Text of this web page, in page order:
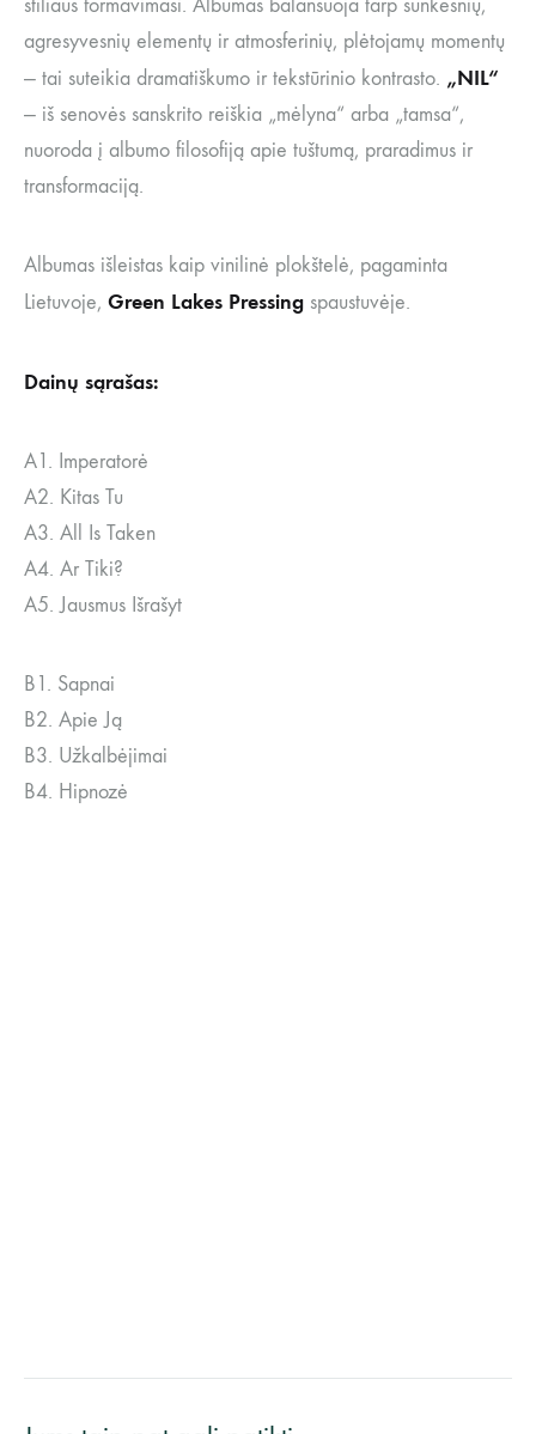
stiliaus formavimasi. Albumas balansuoja tarp sunkesnių,
agresyvesnių elementų ir atmosferinių, plėtojamų momentų
— tai suteikia dramatiškumo ir tekstūrinio kontrasto. „NIL“
— iš senovės sanskrito reiškia „mėlyna“ arba „tamsa“,
nuoroda į albumo filosofiją apie tuštumą, praradimus ir
transformaciją.
Albumas išleistas kaip vinilinė plokštelė, pagaminta
Lietuvoje, Green Lakes Pressing spaustuvėje.
Dainų sąrašas:
A1. Imperatorė
A2. Kitas Tu
A3. All Is Taken
A4. Ar Tiki?
A5. Jausmus Išrašyt
B1. Sapnai
B2. Apie Ją
B3. Užkalbėjimai
B4. Hipnozė